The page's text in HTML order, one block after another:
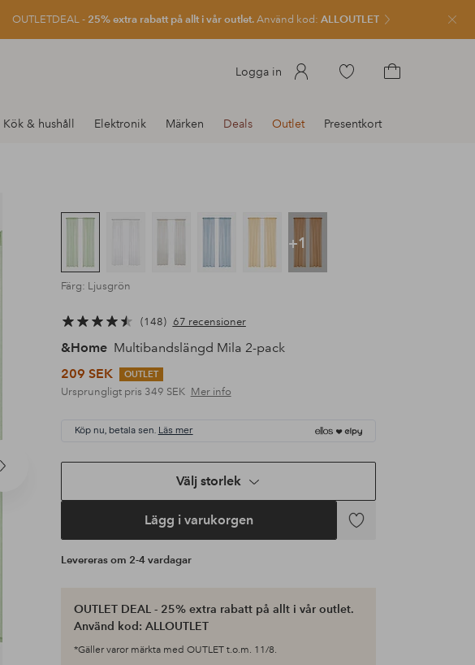
OUTLETDEAL - 25% extra rabatt på allt i vår outlet.Använd kod: ALLOUTLET
Logga in
Gå
produkterkundvagnen
Kök & hushåll Elektronik Märken Deals Outlet Presentkort
Spela video
Nästa
+1
Färg: Ljusgrön
148 67 recensioner
&Home Multibandslängd Mila 2-pack
209 SEK
OUTLET
Ursprungligt pris 349 SEK Mer info
Köp nu, betala sen. Läs mer
Välj storlek
Lägg i varukorgen
Lägg
Levereras om 2-4 vardagar
OUTLET DEAL - 25% extra rabatt på allt i vår outlet.
Använd kod: ALLOUTLET
*Gäller varor märkta med OUTLET t.o.m. 11/8.